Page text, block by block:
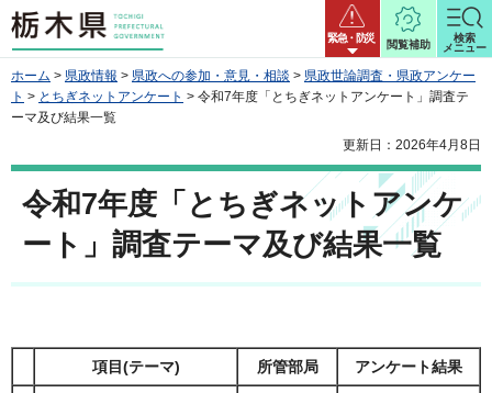
栃木県 緊急・防災
閲覧補助
検索
メニュー
ホーム > 県政情報 > 県政への参加・意見・相談 > 県政世論調査・県政アンケー
ト > とちぎネットアンケート > 令和7年度「とちぎネットアンケート」調査テ
ーマ及び結果一覧
更新日：2026年4月8日
令和7年度「とちぎネットアンケ
ート」調査テーマ及び結果一覧
項目(テーマ) 所管部局 アンケート結果